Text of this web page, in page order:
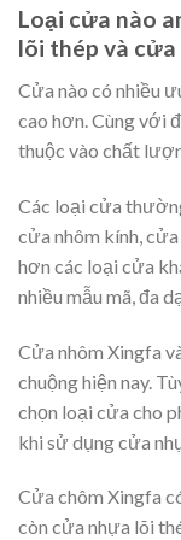
Loại cửa nào
lõi thép và
Cửa nào có nhiều
cao hơn. Cùng với
thuộc vào chất
Các loại cửa
cửa nhôm kính,
hơn các loại cửa
nhiều mẫu mã, đa
Cửa nhôm Xingfa
chuộng hiện nay.
chọn loại cửa cho
khi sử dụng cửa
Cửa chôm Xingfa
còn cửa nhựa lõi